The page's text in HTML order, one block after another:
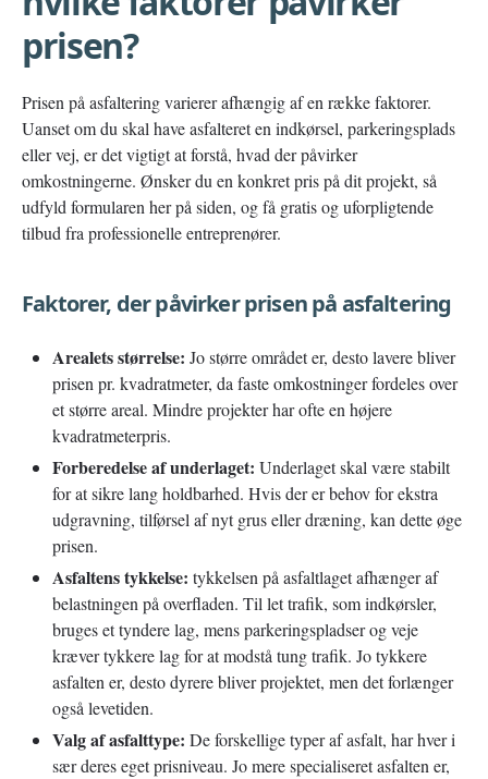
prisen?
Prisen på asfaltering varierer afhængig af en række faktorer.
Uanset om du skal have asfalteret en indkørsel, parkeringsplads
eller vej, er det vigtigt at forstå, hvad der påvirker
omkostningerne. Ønsker du en konkret pris på dit projekt, så
udfyld formularen her på siden, og få gratis og uforpligtende
tilbud fra professionelle entreprenører.
Faktorer, der påvirker prisen på asfaltering
Arealets størrelse: Jo større området er, desto lavere bliver
prisen pr. kvadratmeter, da faste omkostninger fordeles over
et større areal. Mindre projekter har ofte en højere
kvadratmeterpris.
Forberedelse af underlaget: Underlaget skal være stabilt
for at sikre lang holdbarhed. Hvis der er behov for ekstra
udgravning, tilførsel af nyt grus eller dræning, kan dette øge
prisen.
Asfaltens tykkelse: tykkelsen på asfaltlaget afhænger af
belastningen på overfladen. Til let trafik, som indkørsler,
bruges et tyndere lag, mens parkeringspladser og veje
kræver tykkere lag for at modstå tung trafik. Jo tykkere
asfalten er, desto dyrere bliver projektet, men det forlænger
også levetiden.
Valg af asfalttype: De forskellige typer af asfalt, har hver i
sær deres eget prisniveau. Jo mere specialiseret asfalten er,